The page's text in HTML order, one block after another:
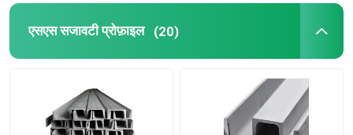
एसएस सजावटी प्रोफ़ाइल (20)